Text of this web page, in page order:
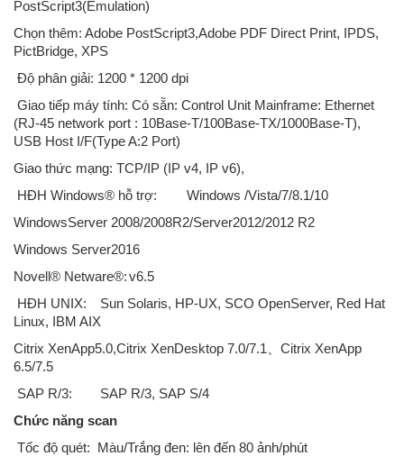
PostScript3(Emulation)
Chọn thêm: Adobe PostScript3,Adobe PDF Direct Print, IPDS,
PictBridge, XPS
Độ phân giải: 1200 * 1200 dpi
Giao tiếp máy tính: Có sẵn: Control Unit Mainframe: Ethernet
(RJ-45 network port : 10Base-T/100Base-TX/1000Base-T),
USB Host I/F(Type A:2 Port)
Giao thức mạng: TCP/IP (IP v4, IP v6),
HĐH Windows® hỗ trợ:
Windows /Vista/7/8.1/10
WindowsServer 2008/2008R2/Server2012/2012 R2
Windows Server2016
Novell® Netware®:v6.5
HĐH UNIX:
Sun Solaris, HP-UX, SCO OpenServer, Red Hat
Linux, IBM AIX
Citrix XenApp5.0,Citrix XenDesktop 7.0/7.1、Citrix XenApp
6.5/7.5
SAP R/3:
SAP R/3, SAP S/4
Chức năng scan
Tốc độ quét: Màu/Trắng đen: lên đến 80 ảnh/phút